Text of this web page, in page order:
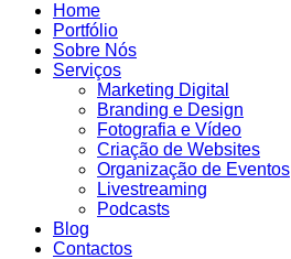
Home
Portfólio
Sobre Nós
Serviços
Marketing Digital
Branding e Design
Fotografia e Vídeo
Criação de Websites
Organização de Eventos
Livestreaming
Podcasts
Blog
Contactos